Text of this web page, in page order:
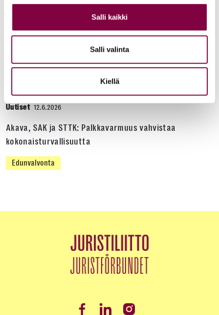
Salli kaikki
Salli valinta
Kiellä
Uutiset 15.6.2026
Työ- ja virkasuhdeneuvonta palvelee läpi kesän
Uutiset 12.6.2026
Akava, SAK ja STTK: Palkkavarmuus vahvistaa
kokonaisturvallisuutta
Edunvalvonta